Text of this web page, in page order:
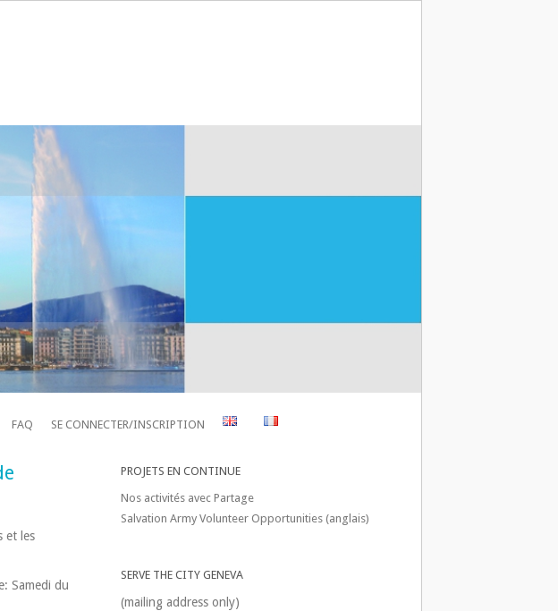
FAQ SE CONNECTER/INSCRIPTION
et les
Samedi du
PROJETS EN CONTINUE
Nos activités avec Partage
Salvation Army Volunteer Opportunities (anglais)
SERVE THE CITY GENEVA
(mailing address only)